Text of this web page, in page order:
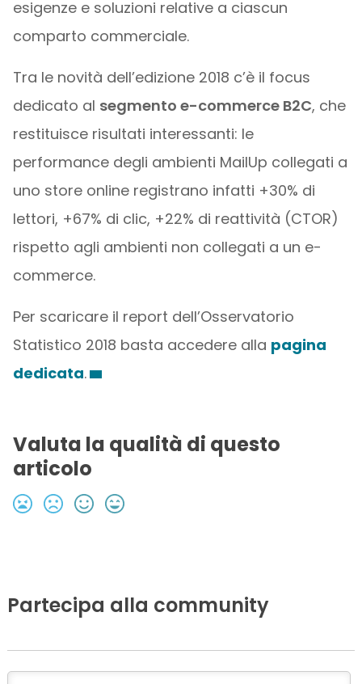
esigenze e soluzioni relative a ciascun
comparto commerciale.
Tra le novità dell’edizione 2018 c’è il focus
dedicato al segmento e-commerce B2C, che
restituisce risultati interessanti: le
performance degli ambienti MailUp collegati a
uno store online registrano infatti +30% di
lettori, +67% di clic, +22% di reattività (CTOR)
rispetto agli ambienti non collegati a un e-
commerce.
Per scaricare il report dell’Osservatorio
Statistico 2018 basta accedere alla pagina
dedicata.
Valuta la qualità di questo
articolo
Partecipa alla community